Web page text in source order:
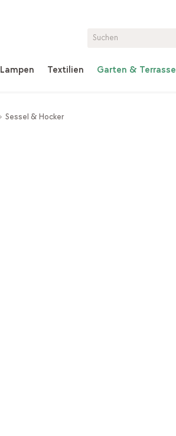
Lampen Textilien Garten & Terrasse
Sessel & Hocker